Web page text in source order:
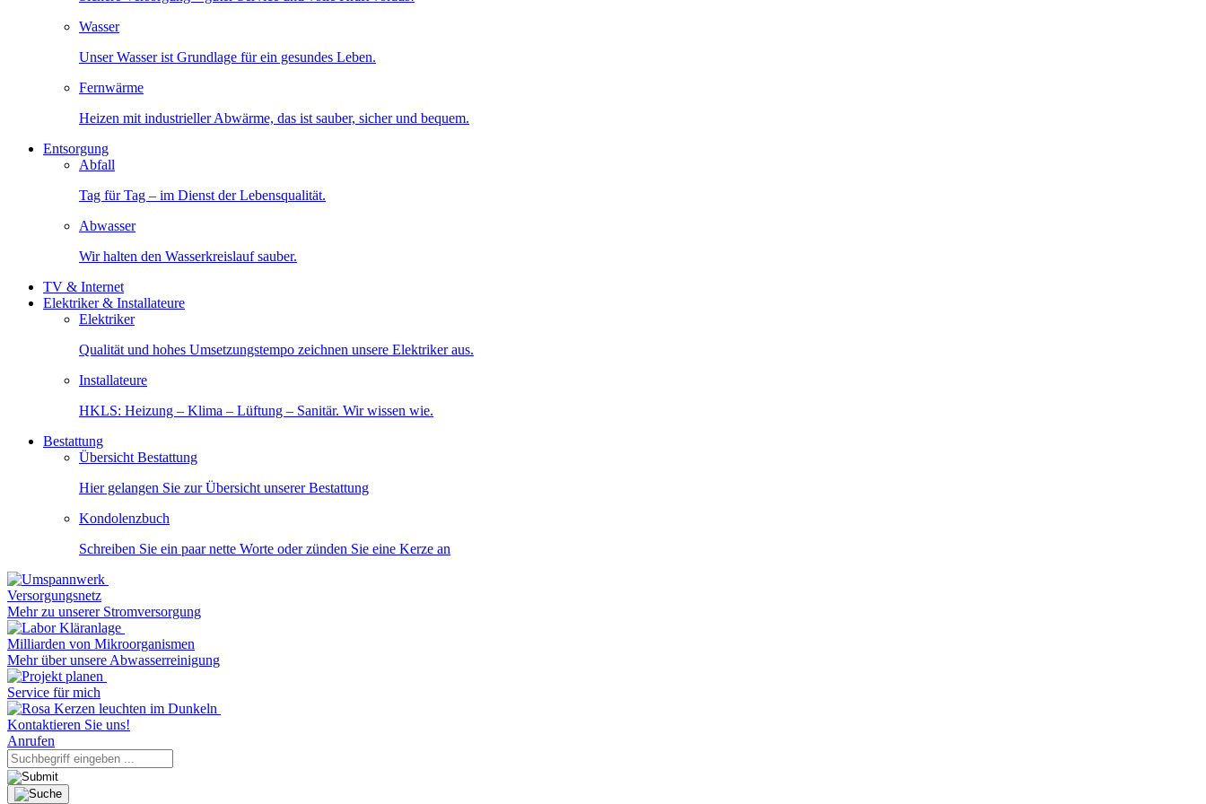
Wasser
Unser Wasser ist Grundlage für ein gesundes Leben.
Fernwärme
Heizen mit industrieller Abwärme, das ist sauber, sicher und bequem.
Entsorgung
Abfall
Tag für Tag – im Dienst der Lebensqualität.
Abwasser
Wir halten den Wasserkreislauf sauber.
TV & Internet
Elektriker & Installateure
Elektriker
Qualität und hohes Umsetzungstempo zeichnen unsere Elektriker aus.
Installateure
HKLS: Heizung – Klima – Lüftung – Sanitär. Wir wissen wie.
Bestattung
Übersicht Bestattung
Hier gelangen Sie zur Übersicht unserer Bestattung
Kondolenzbuch
Schreiben Sie ein paar nette Worte oder zünden Sie eine Kerze an
Versorgungsnetz
Mehr zu unserer Stromversorgung
Milliarden von Mikroorganismen
Mehr über unsere Abwasserreinigung
Service für mich
Kontaktieren Sie uns!
Anrufen